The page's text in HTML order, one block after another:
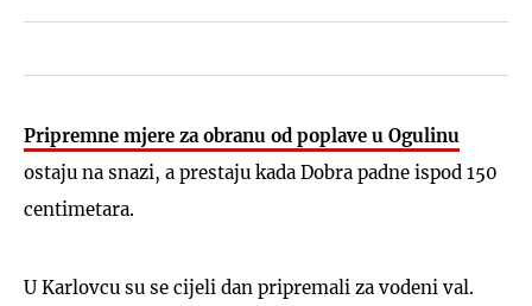
Pripremne mjere za obranu od poplave u Ogulinu
ostaju na snazi, a prestaju kada Dobra padne ispod 150
centimetara.
U Karlovcu su se cijeli dan pripremali za vodeni val.